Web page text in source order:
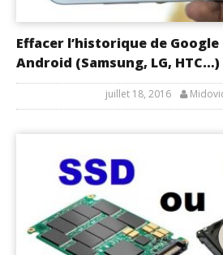
Effacer l’historique de
Android (Samsung, LG, HTC…)
juillet 18, 2016